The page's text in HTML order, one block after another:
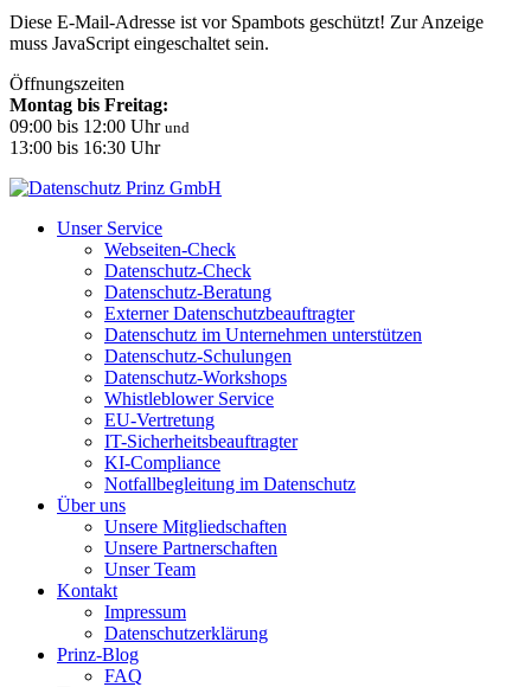
Diese E-Mail-Adresse ist vor Spambots geschützt! Zur Anzeige
muss JavaScript eingeschaltet sein.
Öffnungszeiten
Montag bis Freitag:
09:00 bis 12:00 Uhr und
13:00 bis 16:30 Uhr
Unser Service
Webseiten-Check
Datenschutz-Check
Datenschutz-Beratung
Externer Datenschutzbeauftragter
Datenschutz im Unternehmen unterstützen
Datenschutz-Schulungen
Datenschutz-Workshops
Whistleblower Service
EU-Vertretung
IT-Sicherheitsbeauftragter
KI-Compliance
Notfallbegleitung im Datenschutz
Über uns
Unsere Mitgliedschaften
Unsere Partnerschaften
Unser Team
Kontakt
Impressum
Datenschutzerklärung
Prinz-Blog
FAQ